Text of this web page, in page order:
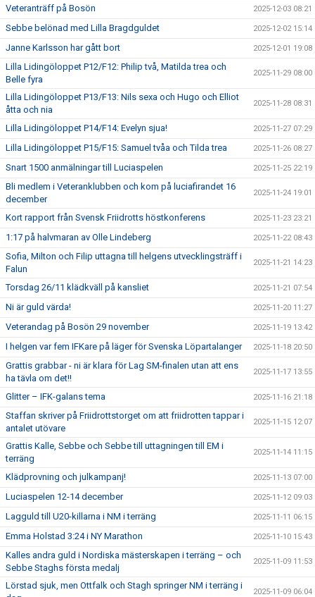
Veteranträff på Bosön 2025-12-03 08:21
Sebbe belönad med Lilla Bragdguldet 2025-12-02 15:14
Janne Karlsson har gått bort 2025-12-01 19:08
Lilla Lidingöloppet P12/F12: Philip två, Matilda trea och
Belle fyra
2025-11-29 08:00
Lilla Lidingöloppet P13/F13: Nils sexa och Hugo och Elliot
åtta och nia
2025-11-28 08:31
Lilla Lidingöloppet P14/F14: Evelyn sjua! 2025-11-27 07:29
Lilla Lidingöloppet P15/F15: Samuel tvåa och Tilda trea 2025-11-26 08:27
Snart 1500 anmälningar till Luciaspelen 2025-11-25 22:19
Bli medlem i Veteranklubben och kom på luciafirandet 16
december
2025-11-24 19:01
Kort rapport från Svensk Friidrotts höstkonferens 2025-11-23 23:21
1:17 på halvmaran av Olle Lindeberg 2025-11-22 08:43
Sofia, Milton och Filip uttagna till helgens utvecklingsträff i
Falun
2025-11-21 14:23
Torsdag 26/11 klädkväll på kansliet 2025-11-21 07:54
Ni är guld värda! 2025-11-20 11:27
Veterandag på Bosön 29 november 2025-11-19 13:42
I helgen var fem IFKare på läger för Svenska Löpartalanger 2025-11-18 20:50
Grattis grabbar - ni är klara för Lag SM-finalen utan att ens
ha tävla om det!!
2025-11-17 13:55
Glitter – IFK-galans tema 2025-11-16 21:18
Staffan skriver på Friidrottstorget om att friidrotten tappar i
antalet utövare
2025-11-15 12:07
Grattis Kalle, Sebbe och Sebbe till uttagningen till EM i
terräng
2025-11-14 11:15
Klädprovning och julkampanj! 2025-11-13 07:00
Luciaspelen 12-14 december 2025-11-12 09:03
Lagguld till U20-killarna i NM i terräng 2025-11-11 06:15
Emma Holstad 3:24 i NY Marathon 2025-11-10 15:43
Kalles andra guld i Nordiska mästerskapen i terräng – och
Sebbe Staghs första medalj
2025-11-09 11:53
Lörstad sjuk, men Ottfalk och Stagh springer NM i terräng i
2025-11-09 06:04